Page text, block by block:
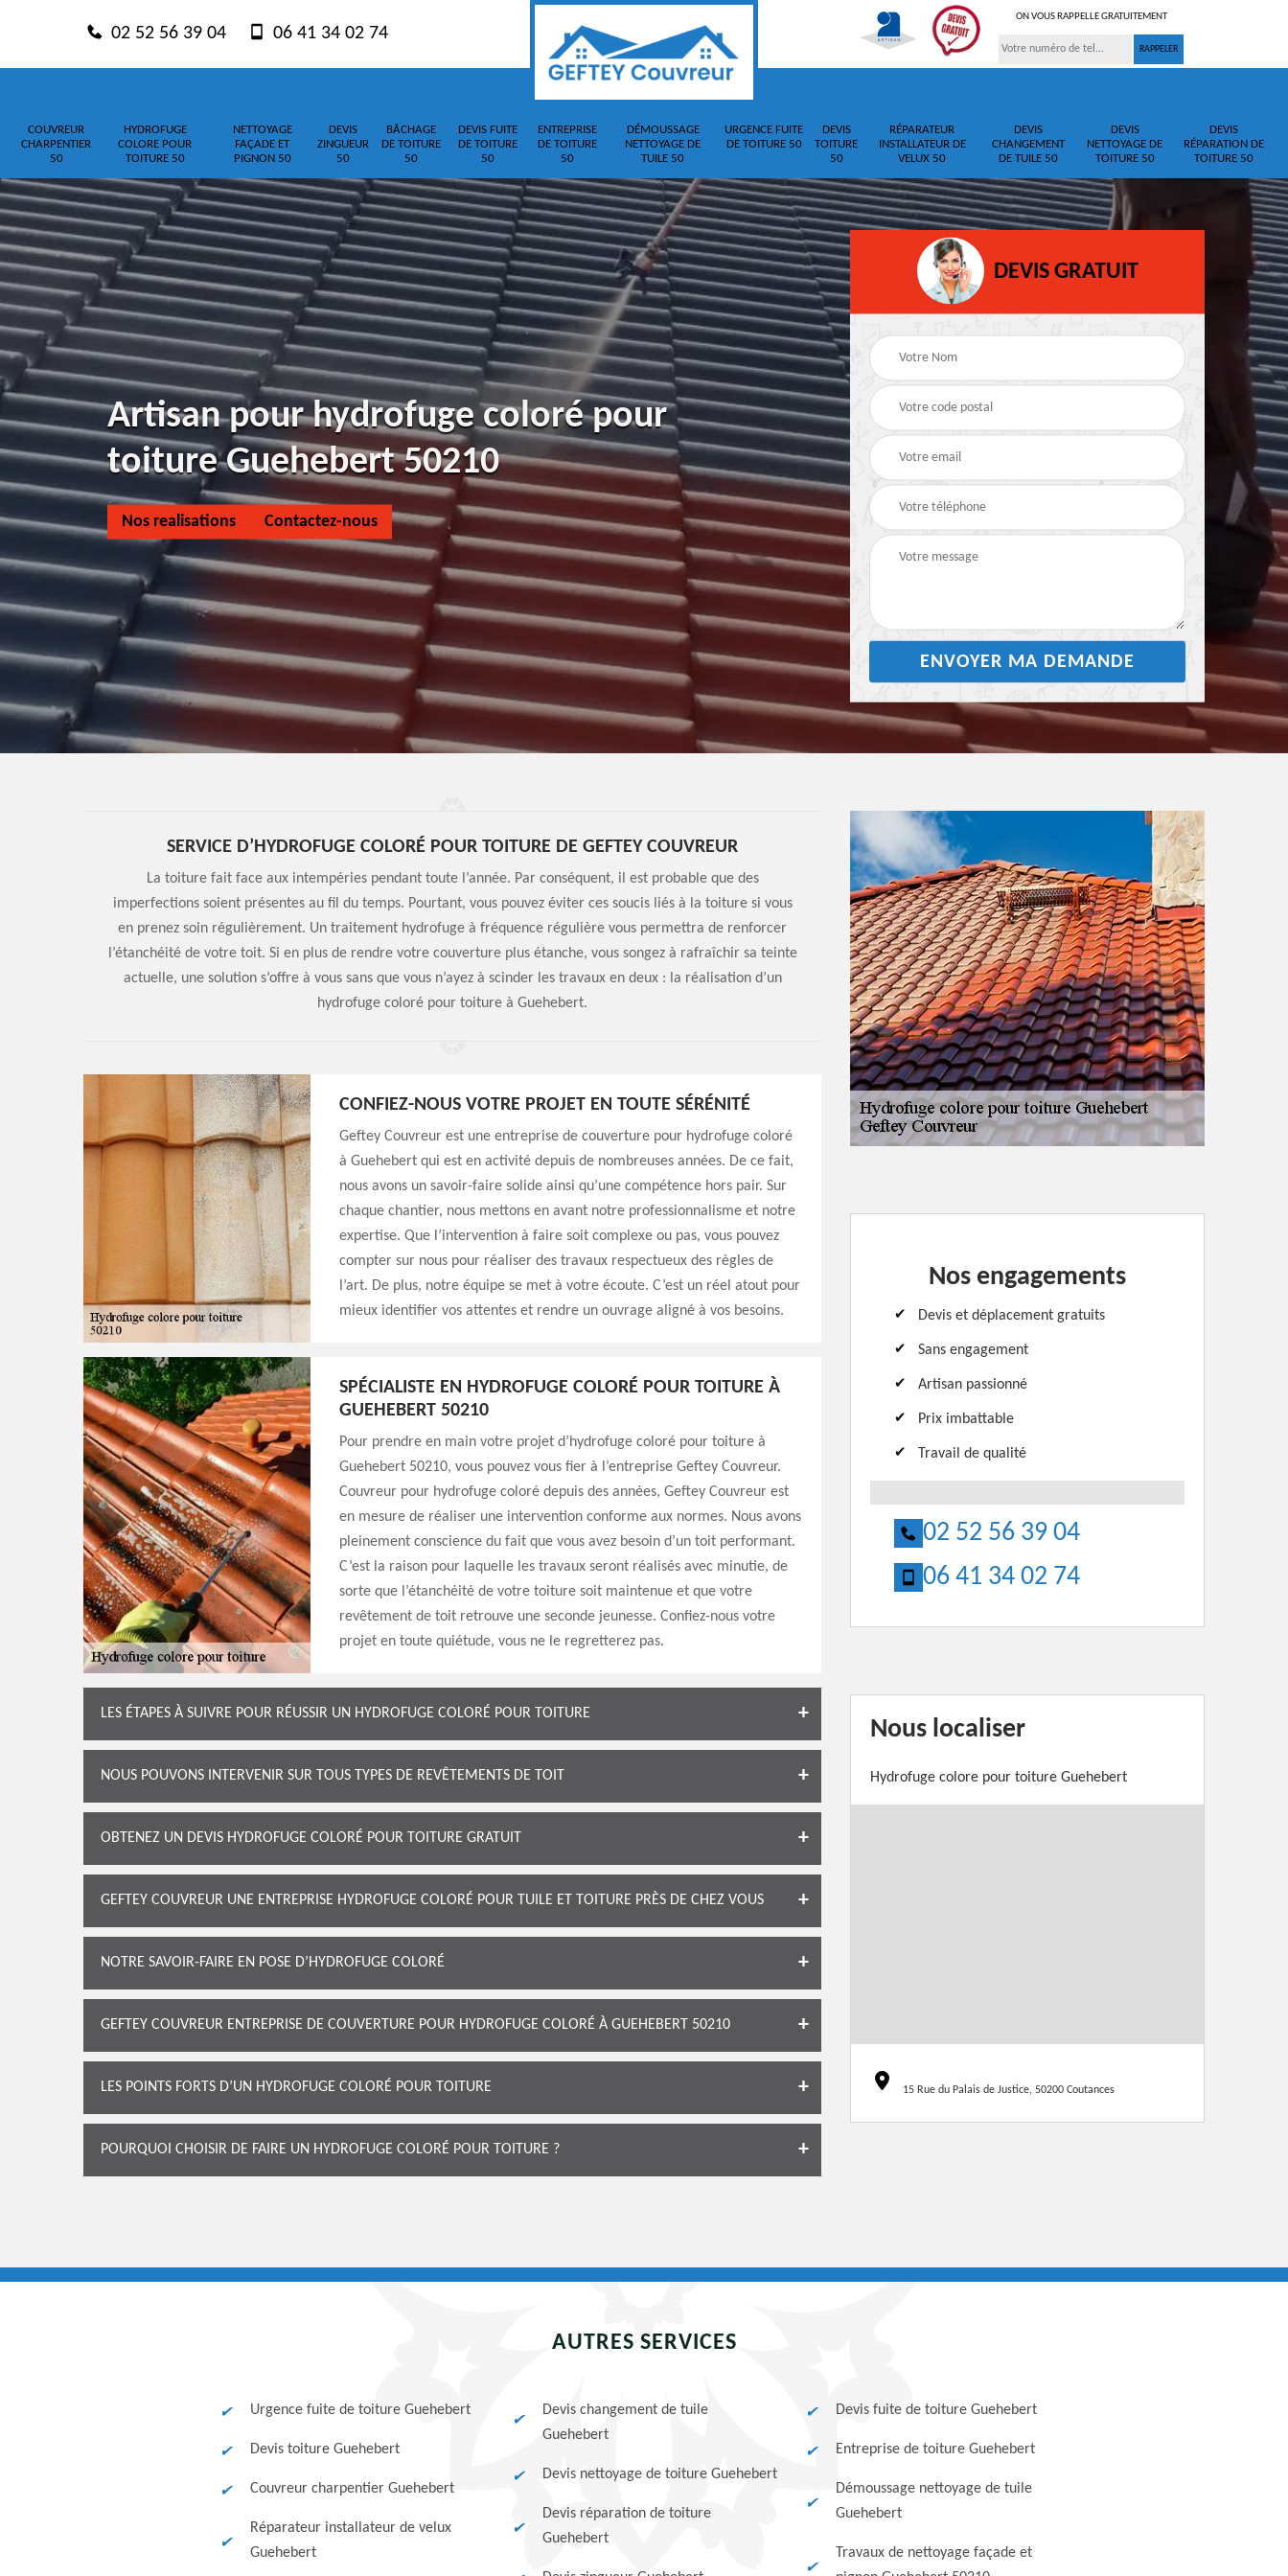
02 52 56 39 04 06 41 34 02 74
ON VOUS RAPPELLE GRATUITEMENT
COUVREUR
CHARPENTIER
50
HYDROFUGE
COLORE POUR
TOITURE 50
NETTOYAGE
FAÇADE ET
PIGNON 50
DEVIS
ZINGUEUR
50
BÂCHAGE
DE TOITURE
50
DEVIS FUITE
DE TOITURE
50
ENTREPRISE
DE TOITURE
50
DÉMOUSSAGE
NETTOYAGE DE
TUILE 50
URGENCE FUITE
DE TOITURE 50
DEVIS
TOITURE
50
RÉPARATEUR
INSTALLATEUR DE
VELUX 50
DEVIS
CHANGEMENT
DE TUILE 50
DEVIS
NETTOYAGE DE
TOITURE 50
DEVIS
RÉPARATION DE
TOITURE 50
Artisan pour hydrofuge coloré pour
toiture Guehebert 50210
Nos realisations Contactez-nous
DEVIS GRATUIT
SERVICE D’HYDROFUGE COLORÉ POUR TOITURE DE GEFTEY COUVREUR
La toiture fait face aux intempéries pendant toute l’année. Par conséquent, il est probable que des
imperfections soient présentes au fil du temps. Pourtant, vous pouvez éviter ces soucis liés à la toiture si vous
en prenez soin régulièrement. Un traitement hydrofuge à fréquence régulière vous permettra de renforcer
l’étanchéité de votre toit. Si en plus de rendre votre couverture plus étanche, vous songez à rafraîchir sa teinte
actuelle, une solution s’offre à vous sans que vous n’ayez à scinder les travaux en deux : la réalisation d’un
hydrofuge coloré pour toiture à Guehebert.
CONFIEZ-NOUS VOTRE PROJET EN TOUTE SÉRÉNITÉ
Geftey Couvreur est une entreprise de couverture pour hydrofuge coloré
à Guehebert qui est en activité depuis de nombreuses années. De ce fait,
nous avons un savoir-faire solide ainsi qu’une compétence hors pair. Sur
chaque chantier, nous mettons en avant notre professionnalisme et notre
expertise. Que l’intervention à faire soit complexe ou pas, vous pouvez
compter sur nous pour réaliser des travaux respectueux des règles de
l’art. De plus, notre équipe se met à votre écoute. C’est un réel atout pour
mieux identifier vos attentes et rendre un ouvrage aligné à vos besoins.
SPÉCIALISTE EN HYDROFUGE COLORÉ POUR TOITURE À
GUEHEBERT 50210
Pour prendre en main votre projet d’hydrofuge coloré pour toiture à
Guehebert 50210, vous pouvez vous fier à l’entreprise Geftey Couvreur.
Couvreur pour hydrofuge coloré depuis des années, Geftey Couvreur est
en mesure de réaliser une intervention conforme aux normes. Nous avons
pleinement conscience du fait que vous avez besoin d’un toit performant.
C’est la raison pour laquelle les travaux seront réalisés avec minutie, de
sorte que l’étanchéité de votre toiture soit maintenue et que votre
revêtement de toit retrouve une seconde jeunesse. Confiez-nous votre
projet en toute quiétude, vous ne le regretterez pas.
LES ÉTAPES À SUIVRE POUR RÉUSSIR UN HYDROFUGE COLORÉ POUR TOITURE
NOUS POUVONS INTERVENIR SUR TOUS TYPES DE REVÊTEMENTS DE TOIT
OBTENEZ UN DEVIS HYDROFUGE COLORÉ POUR TOITURE GRATUIT
GEFTEY COUVREUR UNE ENTREPRISE HYDROFUGE COLORÉ POUR TUILE ET TOITURE PRÈS DE CHEZ VOUS
NOTRE SAVOIR-FAIRE EN POSE D’HYDROFUGE COLORÉ
GEFTEY COUVREUR ENTREPRISE DE COUVERTURE POUR HYDROFUGE COLORÉ À GUEHEBERT 50210
LES POINTS FORTS D’UN HYDROFUGE COLORÉ POUR TOITURE
POURQUOI CHOISIR DE FAIRE UN HYDROFUGE COLORÉ POUR TOITURE ?
Nos engagements
Devis et déplacement gratuits
Sans engagement
Artisan passionné
Prix imbattable
Travail de qualité
02 52 56 39 04
06 41 34 02 74
Nous localiser
Hydrofuge colore pour toiture Guehebert
15 Rue du Palais de Justice, 50200 Coutances
AUTRES SERVICES
Urgence fuite de toiture Guehebert
Devis toiture Guehebert
Couvreur charpentier Guehebert
Réparateur installateur de velux
Guehebert
Devis changement de tuile
Guehebert
Devis nettoyage de toiture Guehebert
Devis réparation de toiture
Guehebert
Devis fuite de toiture Guehebert
Entreprise de toiture Guehebert
Démoussage nettoyage de tuile
Guehebert
Travaux de nettoyage façade et